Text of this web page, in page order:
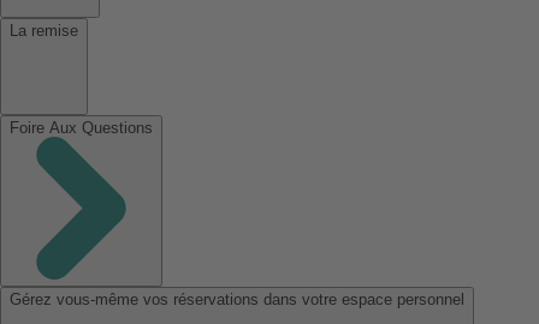
La remise
Foire Aux Questions
Gérez vous-même vos réservations dans votre espace personnel